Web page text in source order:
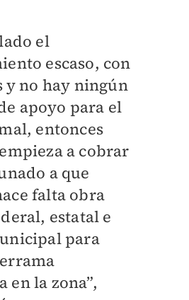
el
escaso, con
y no hay ningún
apoyo para el
entonces
a cobrar
a que
falta obra
estatal e
para
en la zona”,